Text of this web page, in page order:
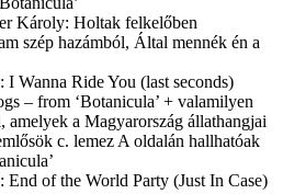
Károly: Holtak felkelőben
szép hazámból, Által mennék én a
Wanna Ride You (last seconds)
– from ‘Botanicula’ + valamilyen
a Magyarország állathangjai
c. lemez A oldalán hallhatóak
of the World Party (Just In Case)